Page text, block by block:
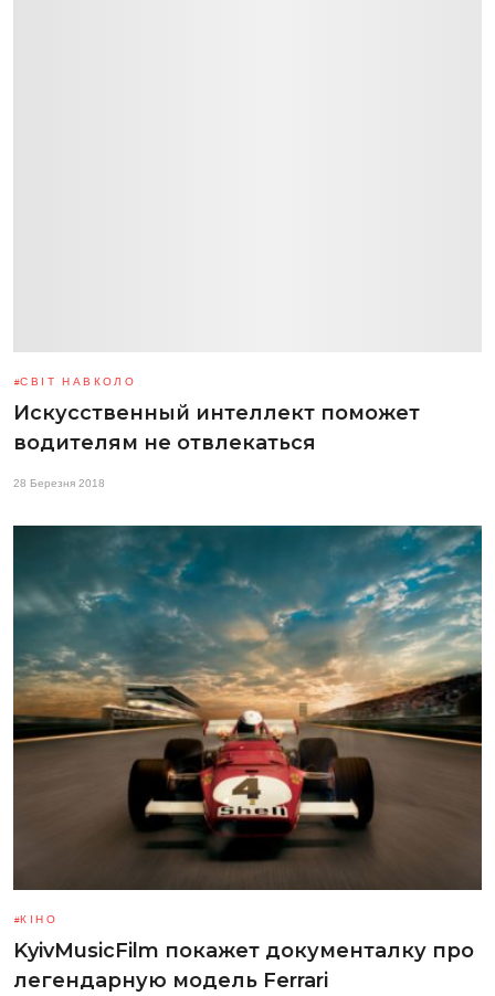
СВІТ НАВКОЛО
Искусственный интеллект поможет
водителям не отвлекаться
28 Березня 2018
КІНО
KyivMusicFilm покажет документалку про
легендарную модель Ferrari